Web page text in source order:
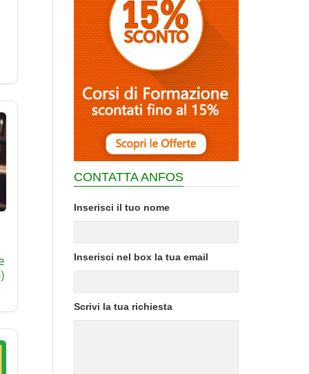
CONTATTA ANFOS
Inserisci il tuo nome
Inserisci nel box la tua email
Scrivi la tua richiesta